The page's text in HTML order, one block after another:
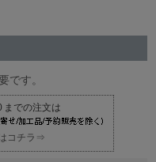
です。
コチラ⇒